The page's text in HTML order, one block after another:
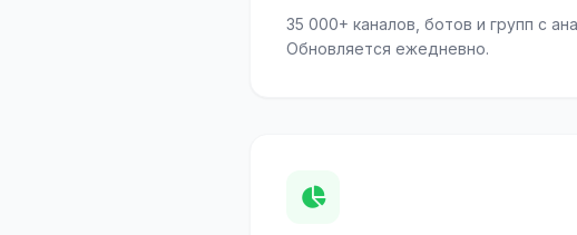
35 000+ каналов, ботов и групп с
Обновляется ежедневно.